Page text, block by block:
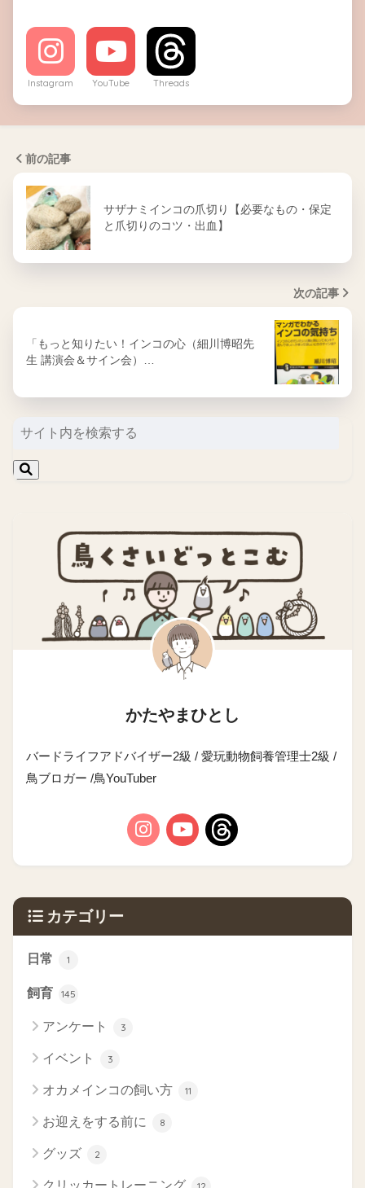
Instagram YouTube Threads
前の記事
サザナミインコの爪切り【必要なもの・保定
と爪切りのコツ・出血】
次の記事
「もっと知りたい！インコの心（細川博昭先
生 講演会＆サイン会）…
かたやまひとし
バードライフアドバイザー2級 / 愛玩動物飼養管理士2級 /
鳥ブロガー /鳥YouTuber
カテゴリー
日常 1
飼育 145
アンケート 3
イベント 3
オカメインコの飼い方 11
お迎えをする前に 8
グッズ 2
クリッカートレーニング